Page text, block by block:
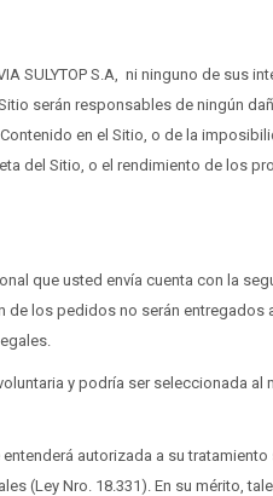
SULYTOP S.A, ni ninguno de sus
serán responsables de ningún
en el Sitio, o de la
del Sitio, o el rendimiento de los
que usted envía cuenta con la
los pedidos no serán entregados
y podría ser seleccionada al
autorizada a su
(Ley Nro. 18.331). En su mérito,